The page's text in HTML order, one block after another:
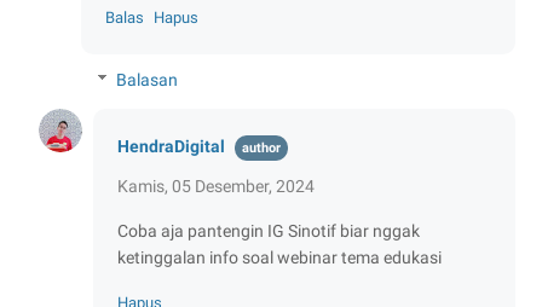
Balas Hapus
Balasan
HendraDigital
Kamis, 05 Desember, 2024
Coba aja pantengin IG Sinotif biar nggak
ketinggalan info soal webinar tema edukasi
Hapus